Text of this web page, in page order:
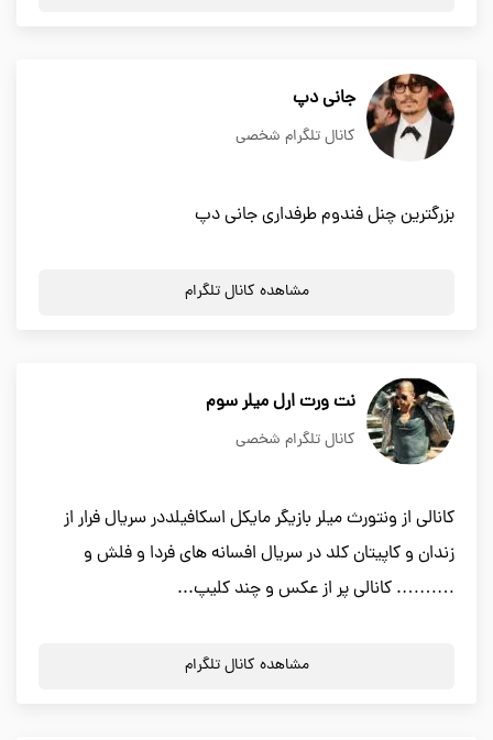
جانی دپ
کانال تلگرام شخصی
بزرگترین چنل فندوم طرفداری جانی دپ
مشاهده کانال تلگرام
نت ورت ارل میلر سوم
کانال تلگرام شخصی
کانالی از ونتورث میلر بازیگر مایکل اسکافیلددر سریال فرار از
زندان و کاپیتان کلد در سریال افسانه های فردا و فلش و
………. کانالی پر از عکس و چند کلیپ...
مشاهده کانال تلگرام